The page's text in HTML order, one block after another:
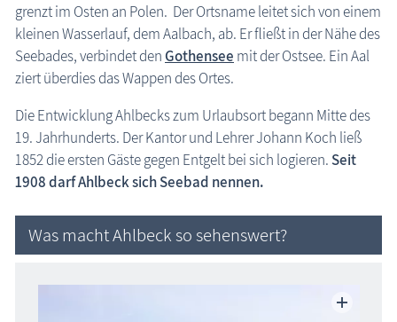
Ostseebad Karlshagen
Ostseebad Koserow
Ostseebad Loddin
Ostseebad Trassenheide
Ostseebad Ückeritz
Ostseebad Zinnowitz
Region Nordwestmecklenburg
Region Rostock
Insel Usedom: Ahlbeck Fischkutter
grenzt im Osten an Polen. Der Ortsname leitet sich von einem
kleinen Wasserlauf, dem Aalbach, ab. Er fließt in der Nähe des
Seebades, verbindet den Gothensee mit der Ostsee. Ein Aal
ziert überdies das Wappen des Ortes.
Die Entwicklung Ahlbecks zum Urlaubsort begann Mitte des
19. Jahrhunderts. Der Kantor und Lehrer Johann Koch ließ
1852 die ersten Gäste gegen Entgelt bei sich logieren. Seit
1908 darf Ahlbeck sich Seebad nennen.
Was macht Ahlbeck so sehenswert?